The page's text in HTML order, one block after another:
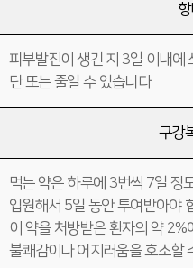
피부발진이 생긴 지 3일 이내에
단 또는 줄일 수 있습니다
구강
먹는 약은 하루에 3번씩 7일 정
입원해서 5일 동안 투여받아야
이 약을 처방받은 환자의 약
불쾌감이나 어지러움을 호소할